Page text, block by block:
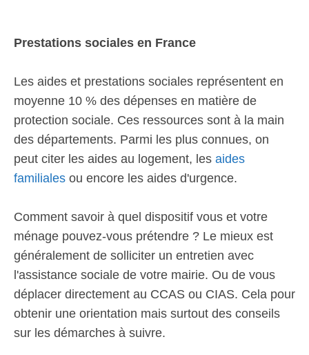
Prestations sociales en France
Les aides et prestations sociales représentent en
moyenne 10 % des dépenses en matière de
protection sociale. Ces ressources sont à la main
des départements. Parmi les plus connues, on
peut citer les aides au logement, les aides
familiales ou encore les aides d'urgence.
Comment savoir à quel dispositif vous et votre
ménage pouvez-vous prétendre ? Le mieux est
généralement de solliciter un entretien avec
l'assistance sociale de votre mairie. Ou de vous
déplacer directement au CCAS ou CIAS. Cela pour
obtenir une orientation mais surtout des conseils
sur les démarches à suivre.